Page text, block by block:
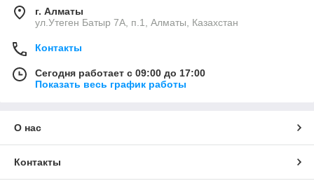
г. Алматы
ул.Утеген Батыр 7А, п.1, Алматы, Казахстан
Контакты
Сегодня работает с 09:00 до 17:00
Показать весь график работы
О нас
Контакты